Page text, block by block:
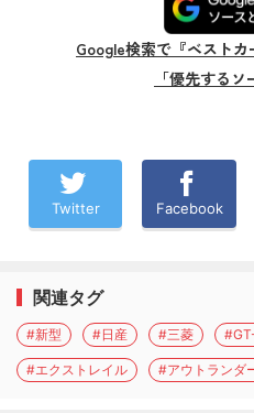
Google検索で『ベスト
「優先する
Twitter Facebook
関連タグ
#新型 #日産 #三菱
#エクストレイル #アウトランダ